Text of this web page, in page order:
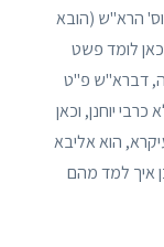
הרא"ש (הובא
לומד פשט
דברא"ש פ"ט
יוחנן, וכאן
הוא אליבא
איך למד מהם